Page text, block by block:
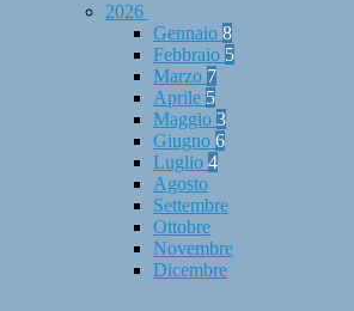
2026
Gennaio 8
Febbraio 5
Marzo 7
Aprile 5
Maggio 3
Giugno 6
Luglio 4
Agosto
Settembre
Ottobre
Novembre
Dicembre